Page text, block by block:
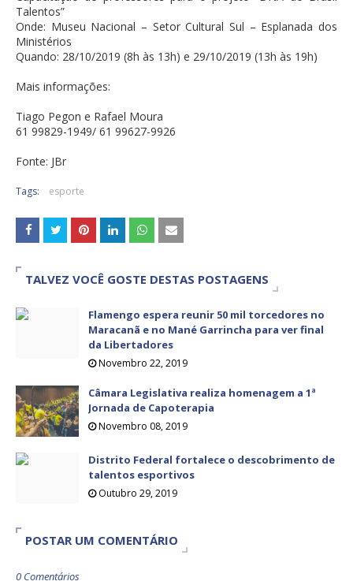
Talentos”
Onde: Museu Nacional – Setor Cultural Sul – Esplanada dos
Ministérios
Quando: 28/10/2019 (8h às 13h) e 29/10/2019 (13h às 19h)
Mais informações:
Tiago Pegon e Rafael Moura
61 99829-1949/ 61 99627-9926
Fonte: JBr
Tags: esporte
TALVEZ VOCÊ GOSTE DESTAS POSTAGENS
Flamengo espera reunir 50 mil torcedores no
Maracanã e no Mané Garrincha para ver final
da Libertadores
Novembro 22, 2019
Câmara Legislativa realiza homenagem a 1ª
Jornada de Capoterapia
Novembro 08, 2019
Distrito Federal fortalece o descobrimento de
talentos esportivos
Outubro 29, 2019
POSTAR UM COMENTÁRIO
0 Comentários